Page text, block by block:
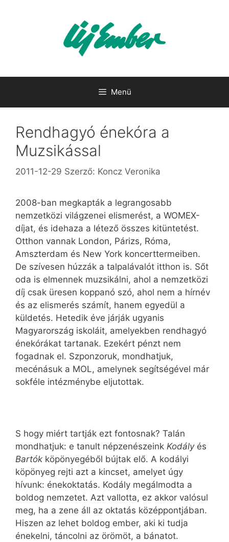
Menü
Rendhagyó énekóra a
Muzsikással
2011-12-29 Szerző: Koncz Veronika
2008-ban megkapták a legrangosabb
nemzetközi világzenei elismerést, a WOMEX-
díjat, és idehaza a létező összes kitüntetést.
Otthon vannak London, Párizs, Róma,
Amszterdam és New York koncerttermeiben.
De szívesen húzzák a talpalávalót itthon is. Sőt
oda is elmennek muzsikálni, ahol a nemzetközi
díj csak üresen koppanó szó, ahol nem a hírnév
és az elismerés számít, hanem egyedül a
küldetés. Hetedik éve járják ugyanis
Magyarország iskoláit, amelyekben rendhagyó
énekórákat tartanak. Ezekért pénzt nem
fogadnak el. Szponzoruk, mondhatjuk,
mecénásuk a MOL, amelynek segítségével már
sokféle intézménybe eljutottak.
S hogy miért tartják ezt fontosnak? Talán
mondhatjuk: e tanult népzenészeink Kodály és
Bartók köpönyegéből bújtak elő. A kodályi
köpönyeg rejti azt a kincset, amelyet úgy
hívunk: énekoktatás. Kodály megálmodta a
boldog nemzetet. Azt vallotta, ez akkor valósul
meg, ha a zene áll az oktatás középpontjában.
Hiszen az lehet boldog ember, aki ki tudja
énekelni, táncolni az örömöt, a bánatot.